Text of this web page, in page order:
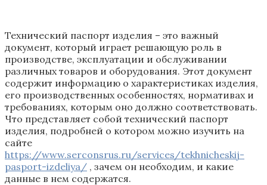
Технический паспорт изделия – это важный
документ, который играет решающую роль в
производстве, эксплуатации и обслуживании
различных товаров и оборудования. Этот документ
содержит информацию о характеристиках изделия,
его производственных особенностях, нормативах и
требованиях, которым оно должно соответствовать.
Что представляет собой технический паспорт
изделия, подробней о котором можно изучить на
сайте
https://www.serconsrus.ru/services/tekhnicheskij-
pasport-izdeliya/ , зачем он необходим, и какие
данные в нем содержатся.